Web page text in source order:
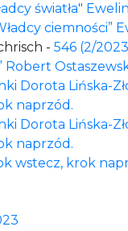
światła"
ciemności”
- 546 (2/
Robert
Dorota Lińska-
naprzód.
Dorota Lińska-
naprzód.
wstecz, krok